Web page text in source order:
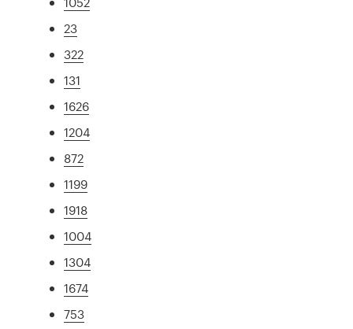
23
322
131
1626
1204
872
1199
1918
1004
1304
1674
753